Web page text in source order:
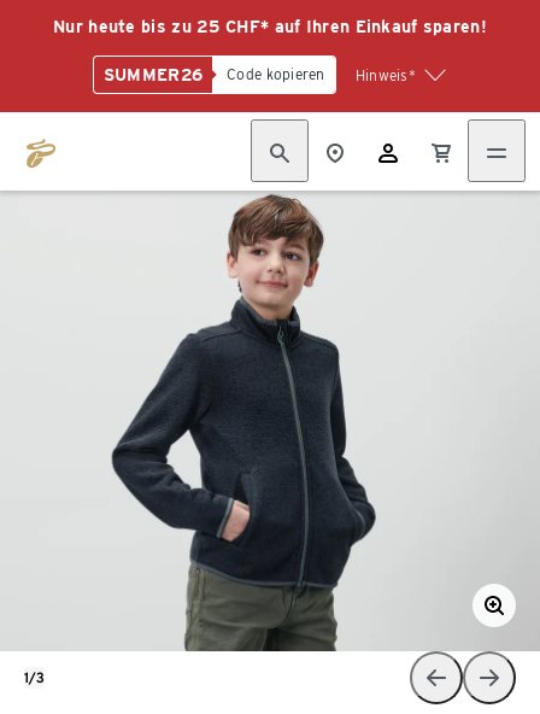
Nur heute bis zu 25 CHF* auf Ihren Einkauf sparen!
SUMMER26 Code kopieren Hinweis*
1/3